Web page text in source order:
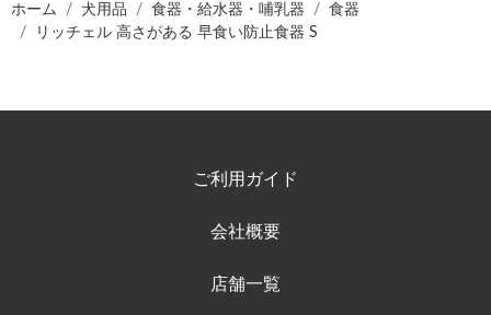
ホーム 犬用品 食器・給水器・哺乳器
食器
リッチェル 高さがある 早食い防止食器 S
ご利用ガイド
会社概要
店舗一覧